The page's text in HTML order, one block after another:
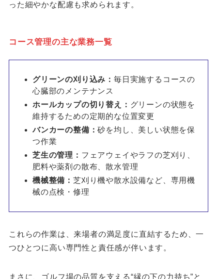
った細やかな配慮も求められます。
コース管理の主な業務一覧
グリーンの刈り込み： 毎日実施するコースの
心臓部のメンテナンス
ホールカップの切り替え： グリーンの状態を
維持するための定期的な位置変更
バンカーの整備：砂を均し、美しい状態を保
つ作業
芝生の管理： フェアウェイやラフの芝刈り、
肥料や薬剤の散布、散水管理
機械整備： 芝刈り機や散水設備など、専用機
械の点検・修理
これらの作業は、来場者の満足度に直結するため、一
つひとつに高い専門性と責任感が伴います。
まさに、ゴルフ場の品質を支える“縁の下の力持ち”と